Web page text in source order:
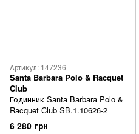
Артикул: 147236
Santa Barbara Polo & Racquet
Club
Годинник Santa Barbara Polo &
Racquet Club SB.1.10626-2
6 280 грн